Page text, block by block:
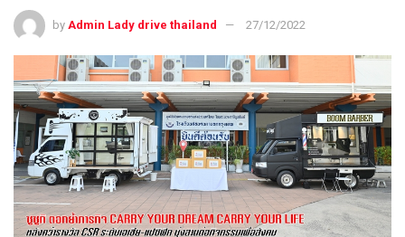
by Admin Lady drive thailand 27/12/2022